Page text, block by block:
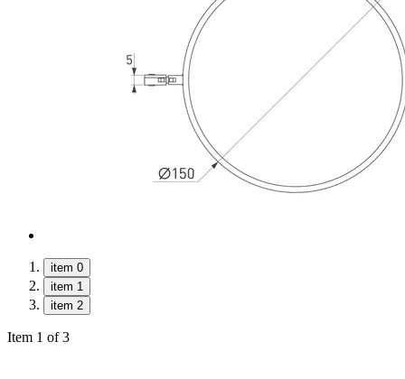
item 0
item 1
item 2
Item 1 of 3